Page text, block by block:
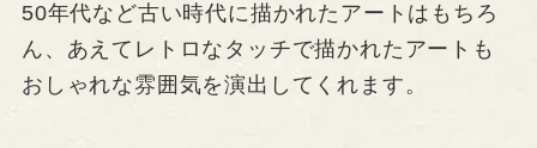
50年代など古い時代に描かれたアートはもちろ
ん、あえてレトロなタッチで描かれたアートも
おしゃれな雰囲気を演出してくれます。